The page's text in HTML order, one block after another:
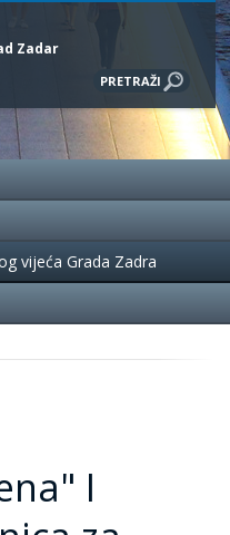
Zadar
vijeća Grada Zadra
I